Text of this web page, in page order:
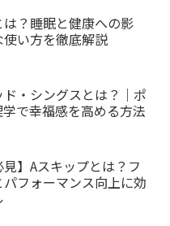
？睡眠と健康への影
い方を徹底解説
・シングスとは？｜ポ
で幸福感を高める方法
見】Aスキップとは？フ
パフォーマンス向上に効